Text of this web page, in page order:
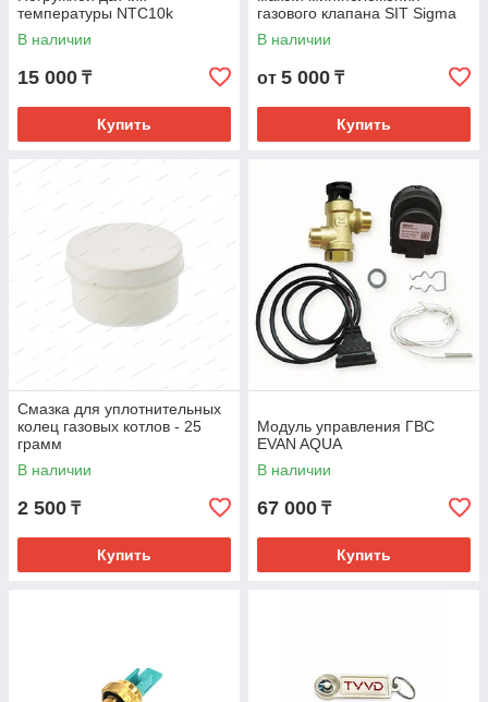
температуры NTC10k
В наличии
15 000 ₸
Купить
газового клапана SIT Sigma
В наличии
от 5 000 ₸
Купить
Смазка для уплотнительных
колец газовых котлов - 25
грамм
В наличии
2 500 ₸
Купить
Модуль управления ГВС
EVAN AQUA
В наличии
67 000 ₸
Купить